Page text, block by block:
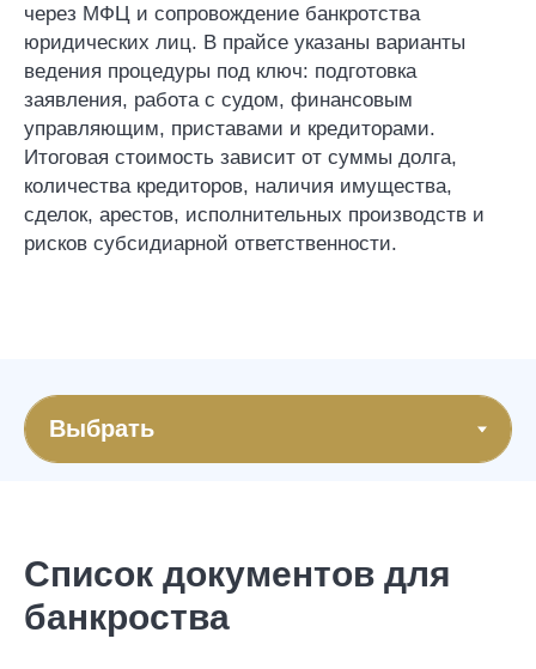
через МФЦ и сопровождение банкротства
юридических лиц. В прайсе указаны варианты
ведения процедуры под ключ: подготовка
заявления, работа с судом, финансовым
управляющим, приставами и кредиторами.
Итоговая стоимость зависит от суммы долга,
количества кредиторов, наличия имущества,
сделок, арестов, исполнительных производств и
рисков субсидиарной ответственности.
Стоимость
банкротства
Список документов для
банкроства